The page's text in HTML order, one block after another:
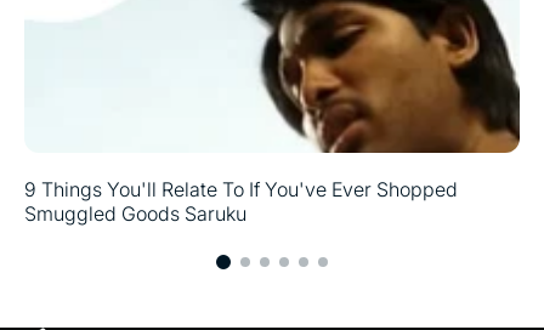
9 Things You'll Relate To If You've Ever Shopped
Smuggled Goods Saruku